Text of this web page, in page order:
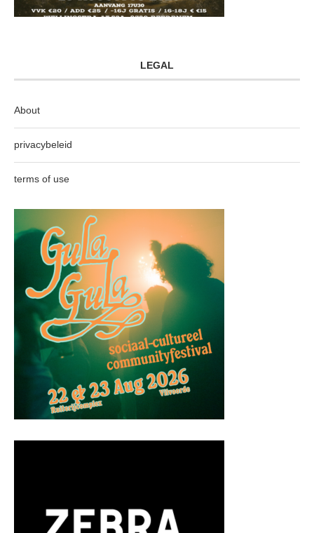
LEGAL
About
privacybeleid
terms of use